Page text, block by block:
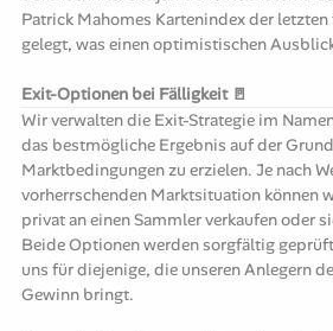
Patrick Mahomes Kartenindex der
gelegt, was einen optimistischen
Exit-Optionen bei Fälligkeit 🚪
Wir verwalten die Exit-Strategie im
das bestmögliche Ergebnis auf der
Marktbedingungen zu erzielen. Je nach
vorherrschenden Marktsituation können
privat an einen Sammler verkaufen oder
Beide Optionen werden sorgfältig
uns für diejenige, die unseren Anlegern
Gewinn bringt.